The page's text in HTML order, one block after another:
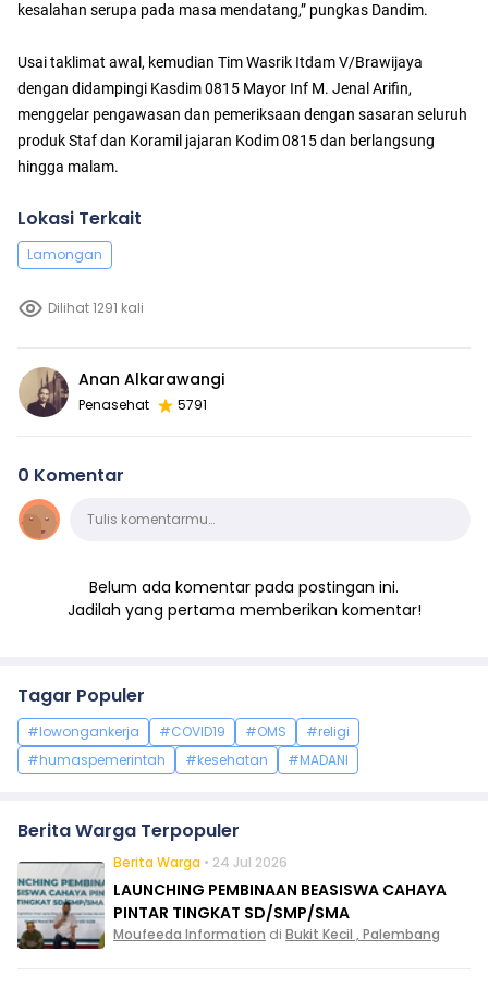
kesalahan serupa pada masa mendatang,” pungkas Dandim.
Usai taklimat awal, kemudian Tim Wasrik Itdam V/Brawijaya
dengan didampingi Kasdim 0815 Mayor Inf M. Jenal Arifin,
menggelar pengawasan dan pemeriksaan dengan sasaran seluruh
produk Staf dan Koramil jajaran Kodim 0815 dan berlangsung
hingga malam.
Lokasi Terkait
Lamongan
Dilihat 1291 kali
Anan Alkarawangi
Penasehat 5791
0 Komentar
KomentarTulis komentarmu…
Belum ada komentar pada postingan ini.
Jadilah yang pertama memberikan komentar!
Tagar Populer
#lowongankerja #COVID19 #OMS
#religi
#humaspemerintah
#kesehatan #MADANI
Berita Warga Terpopuler
Berita Warga • 24 Jul 2026
LAUNCHING PEMBINAAN BEASISWA CAHAYA
PINTAR TINGKAT SD/SMP/SMA
Moufeeda Information di Bukit Kecil , Palembang